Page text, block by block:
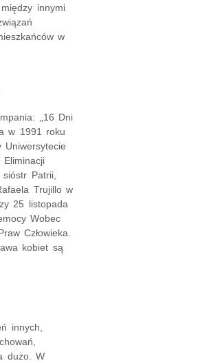
innymi
w
„16 Dni
w 1991 roku
Patrii,
Trujillo w
25 listopada
Wobec
Człowieka.
kobiet są
innych,
dużo. W